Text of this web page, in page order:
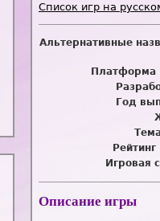
Список игр на
Альтернативные
Платформа
Год
Игровая
Описание игры